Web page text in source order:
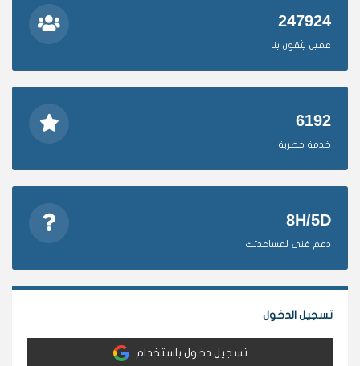
247924
عميل يثقون بنا
6192
خدمة حصرية
8H/5D
دعم فني لمساعدتك
تسجيل الدخول
تسجيل دخول باستخدام